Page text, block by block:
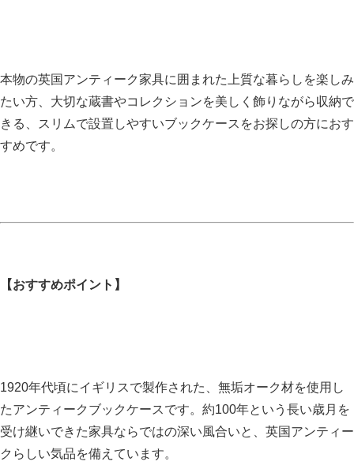
本物の英国アンティーク家具に囲まれた上質な暮らしを楽しみ
たい方、大切な蔵書やコレクションを美しく飾りながら収納で
きる、スリムで設置しやすいブックケースをお探しの方におす
すめです。
【おすすめポイント】
1920年代頃にイギリスで製作された、無垢オーク材を使用し
たアンティークブックケースです。約100年という長い歳月を
受け継いできた家具ならではの深い風合いと、英国アンティー
クらしい気品を備えています。